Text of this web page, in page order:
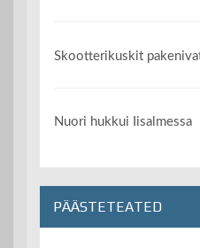
Skootterikuskit
Nuori hukkui Iisalmessa
PÄÄSTETEATED